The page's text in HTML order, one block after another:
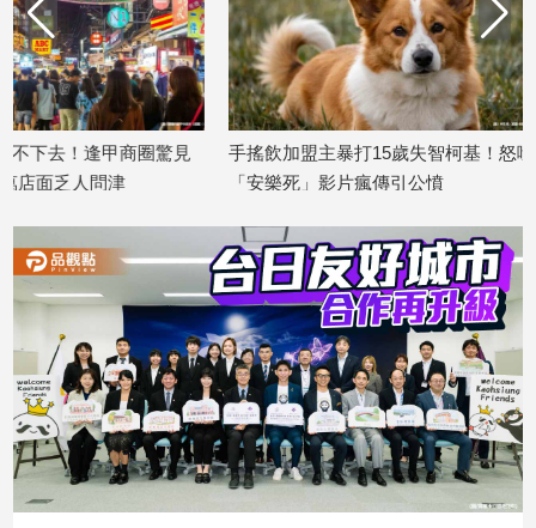
食
星
座/
命
理
消
費
健
康/
親
子/
情
藝
術
／
文
創
／
手搖飲加盟主暴打15歲失智柯基！怒嗆
「安樂死」影片瘋傳引公憤
「地球村」無預
程全泡湯